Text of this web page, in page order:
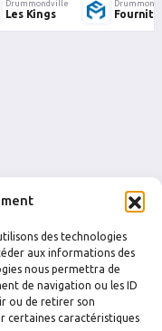
des technologies
aux informations des
nous permettra de
de navigation ou les ID
ou de retirer son
certaines caractéristiques
Drummondville
Les Kings